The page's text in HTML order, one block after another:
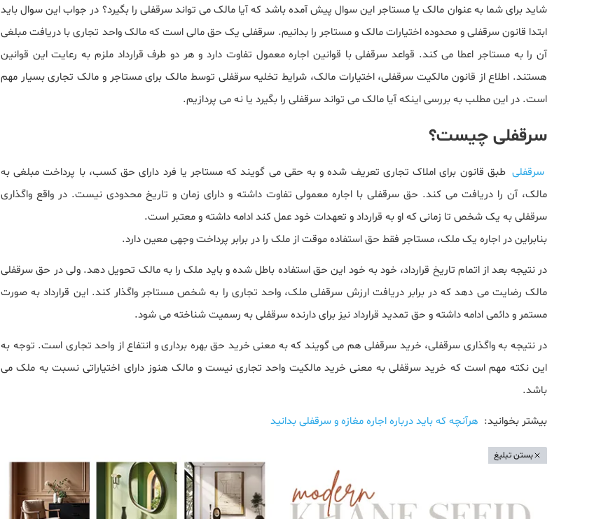
شاید برای شما به عنوان مالک یا مستاجر این سوال پیش آمده باشد که آیا مالک می تواند سرقفلی را بگیرد؟ در جواب این سوال باید
ابتدا قانون سرقفلی و محدوده اختیارات مالک و مستاجر را بدانیم. سرقفلی یک حق مالی است که مالک واحد تجاری با دریافت مبلغی
آن را به مستاجر اعطا می کند. قواعد سرقفلی با قوانین اجاره معمول تفاوت دارد و هر دو طرف قرارداد ملزم به رعایت این قوانین
هستند. اطلاع از قانون مالکیت سرقفلی، اختیارات مالک، شرایط تخلیه سرقفلی توسط مالک برای مستاجر و مالک تجاری بسیار مهم
است. در این مطلب به بررسی اینکه آیا مالک می تواند سرقفلی را بگیرد یا نه می پردازیم.
سرقفلی چیست؟
سرقفلی طبق قانون برای املاک تجاری تعریف شده و به حقی می گویند که مستاجر یا فرد دارای حق کسب، با پرداخت مبلغی به
مالک، آن را دریافت می کند. حق سرقفلی با اجاره معمولی تفاوت داشته و دارای زمان و تاریخ محدودی نیست. در واقع واگذاری
سرقفلی به یک شخص تا زمانی که او به قرارداد و تعهدات خود عمل کند ادامه داشته و معتبر است.
بنابراین در اجاره یک ملک، مستاجر فقط حق استفاده موقت از ملک را در برابر پرداخت وجهی معین دارد.
در نتیجه بعد از اتمام تاریخ قرارداد، خود به خود این حق استفاده باطل شده و باید ملک را به مالک تحویل دهد. ولی در حق سرقفلی
مالک رضایت می دهد که در برابر دریافت ارزش سرقفلی ملک، واحد تجاری را به شخص مستاجر واگذار کند. این قرارداد به صورت
مستمر و دائمی ادامه داشته و حق تمدید قرارداد نیز برای دارنده سرقفلی به رسمیت شناخته می شود.
در نتیجه به واگذاری سرقفلی، خرید سرقفلی هم می گویند که به معنی خرید حق بهره برداری و انتفاع از واحد تجاری است. توجه به
این نکته مهم است که خرید سرقفلی به معنی خرید مالکیت واحد تجاری نیست و مالک هنوز دارای اختیاراتی نسبت به ملک می
باشد.
بیشتر بخوانید: هرآنچه که باید درباره اجاره مغازه و سرقفلی بدانید
بستن تبلیغ